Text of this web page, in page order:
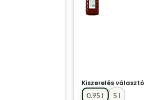
Kiszerelés választó
0.95 l
5 l